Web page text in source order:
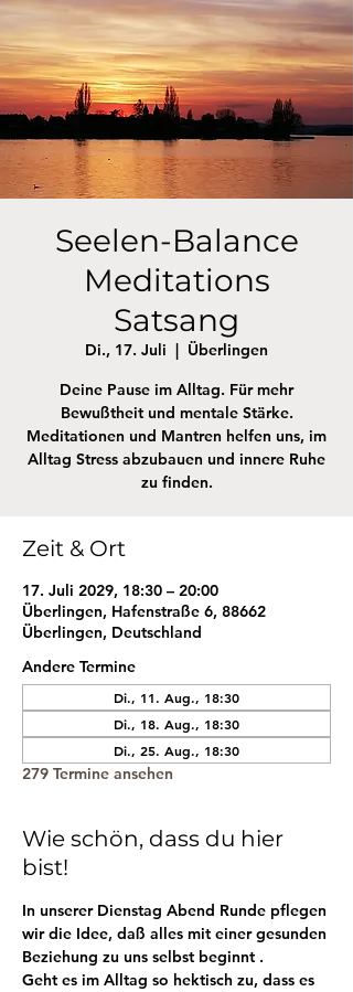
Seelen-Balance
Meditations
Satsang
Di., 17. Juli
  |
Überlingen
Deine Pause im Alltag. Für mehr
Bewußtheit und mentale Stärke.
Meditationen und Mantren helfen uns, im
Alltag Stress abzubauen und innere Ruhe
zu finden.
Zeit & Ort
17. Juli 2029, 18:30 – 20:00
Überlingen, Hafenstraße 6, 88662
Überlingen, Deutschland
Andere Termine
Di., 11. Aug., 18:30
Di., 18. Aug., 18:30
Di., 25. Aug., 18:30
279 Termine ansehen
Wie schön, dass du hier
bist!
In unserer Dienstag Abend Runde pflegen
wir die Idee, daß alles mit einer gesunden
Beziehung zu uns selbst beginnt .
Geht es im Alltag so hektisch zu, dass es